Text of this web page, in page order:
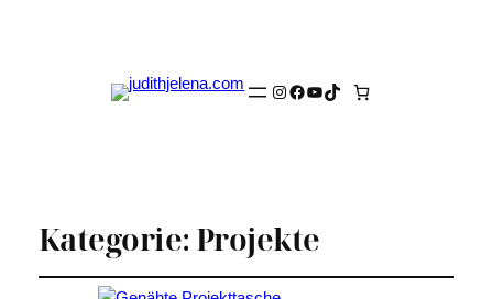
Instagram
Facebook
YouTube
TikTok
Kategorie: Projekte